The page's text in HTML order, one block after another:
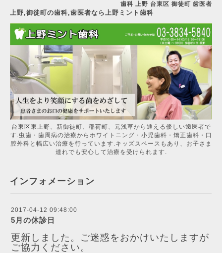
歯科 上野 台東区 御徒町 歯医者
上野,御徒町の歯科,歯医者なら上野ミント歯科
台東区東上野、新御徒町、稲荷町、元浅草から通える優しい歯医者で
す.虫歯・歯周病の治療からホワイトニング・小児歯科・矯正歯科・口
腔外科と幅広い治療を行っています.キッズスペースもあり、お子さま
連れでも安心して治療を受けられます.
インフォメーション
2017-04-12 09:48:00
5月の休診日
更新しました。ご迷惑をおかけいたしますが
ご協力ください。